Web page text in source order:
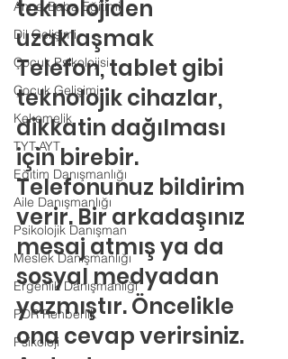
Anne-Baba Eğitimi
Dil Gelişimi
Çocuk Psikolojisi
Çocuk Gelişimi
Kekemelik
TYT-AYT
Eğitim Danışmanlığı
Aile Danışmanlığı
Psikolojik Danışman
Meslek Danışmanlığı
Ergenlik Danışmanlığı
PDR Rehberlik
Psikoloji
teknolojiden
uzaklaşmak
Telefon, tablet gibi
teknolojik cihazlar,
dikkatin dağılması
için birebir.
Telefonunuz bildirim
verir. Bir arkadaşınız
mesaj atmış ya da
sosyal medyadan
yazmıştır. Öncelikle
ona cevap verirsiniz.